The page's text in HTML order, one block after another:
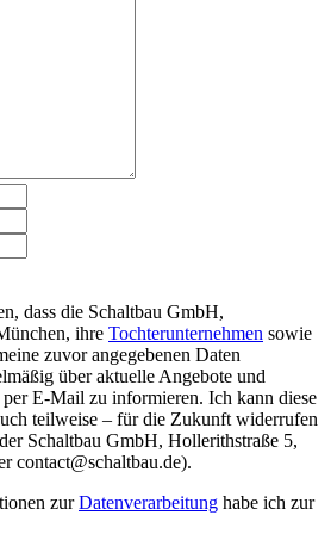
dass die Schaltbau GmbH,
ihre Tochterunternehmen sowie
zuvor angegebenen Daten
über aktuelle Angebote und
E-Mail zu informieren. Ich kann diese
teilweise – für die Zukunft widerrufen
Schaltbau GmbH, Hollerithstraße 5,
contact@schaltbau.de).
zurDatenverarbeitung habe ich zur